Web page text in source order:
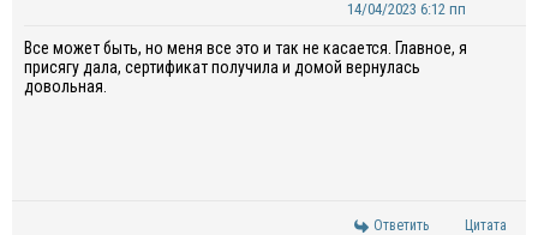
14/04/2023 6:12 пп
Все может быть, но меня все это и так не касается. Главное, я
присягу дала, сертификат получила и домой вернулась
довольная.
Ответить Цитата